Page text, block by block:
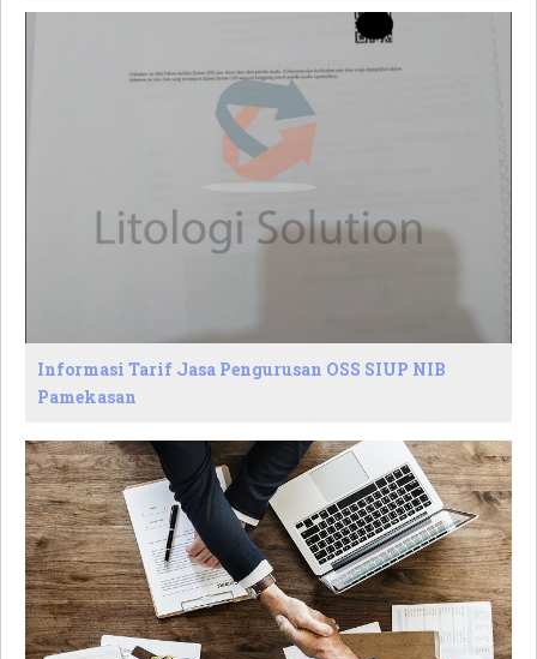
Informasi Tarif Jasa Pengurusan OSS SIUP NIB
Pamekasan